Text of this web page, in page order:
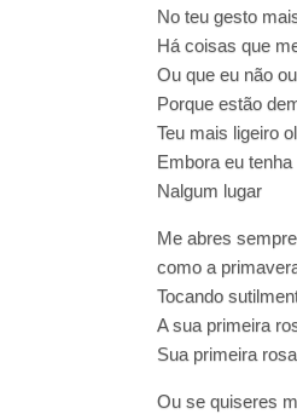
No teu gesto
Há coisas que
Ou que eu não
Porque estão
Teu mais ligeiro
Embora eu
Nalgum lugar
Me abres
como a
Tocando
A sua primeira
Sua primeira rosa
Ou se quiseres